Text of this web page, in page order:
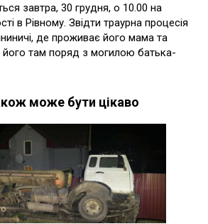
завтра, 30 грудня, о 10.00 на
в Рівному. Звідти траурна процесія
де проживає його мама та
там поряд з могилою батька-
може бути цікаво